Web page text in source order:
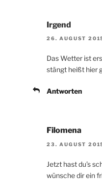
Irgend
26. AUGUST
Das Wetter ist
stängt heißt hier
Antworten
Filomena
23. AUGUST
Jetzt hast du’s
wünsche dir ein